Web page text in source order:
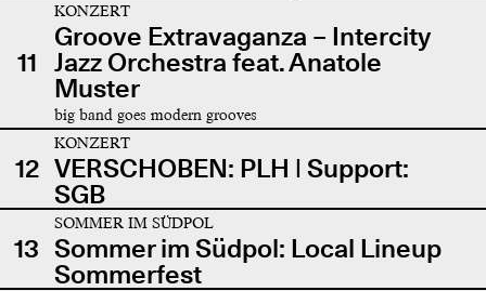
11
KONZERT
Groove Extravaganza – Intercity
Jazz Orchestra feat. Anatole
Muster
big band goes modern grooves
12
KONZERT
VERSCHOBEN: PLH | Support:
SGB
13
SOMMER IM SÜDPOL
Sommer im Südpol: Local Lineup
Sommerfest